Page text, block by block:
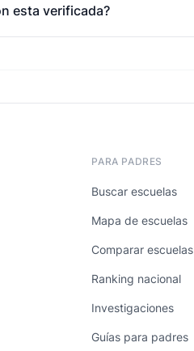
esta verificada?
PARA PADRES
Buscar escuelas
Mapa de escuelas
Comparar escuelas
Ranking nacional
Investigaciones
Guías para padres